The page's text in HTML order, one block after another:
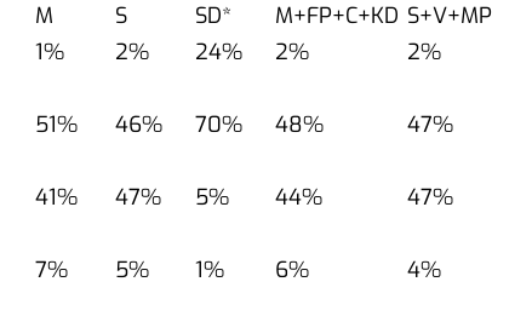
M S SD* M+FP+C+KD S+V+MP
1% 2% 24% 2% 2%
51% 46% 70% 48% 47%
41% 47% 5% 44% 47%
7% 5% 1% 6% 4%